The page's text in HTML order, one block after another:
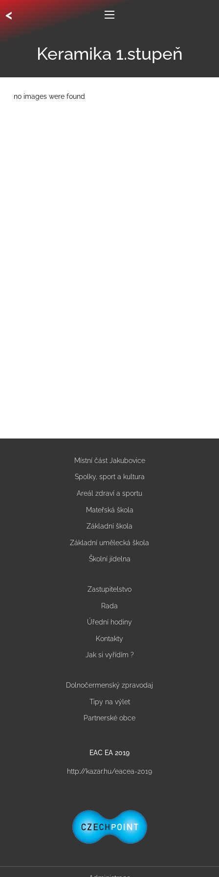
<
Keramika 1.stupeň
no images were found
Místní část Jakubovice
Spolky, sport a kultura
Areál zdraví a sportu
Mateřská škola
Základní škola
Základní umělecká škola
Školní jídelna
Zastupitelstvo
Rada
Úřední hodiny
Kontakty
Jak si vyřídím ?
Dolnočermenský zpravodaj
Tipy na výlet
Partnerské obce
EAC EA 2019
http://kazar.hu/eacea-2019